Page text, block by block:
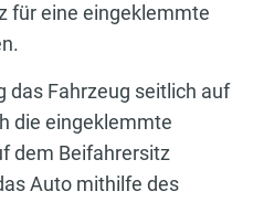
für eine eingeklemmte
das Fahrzeug seitlich auf
die eingeklemmte
dem Beifahrersitz
Auto mithilfe des